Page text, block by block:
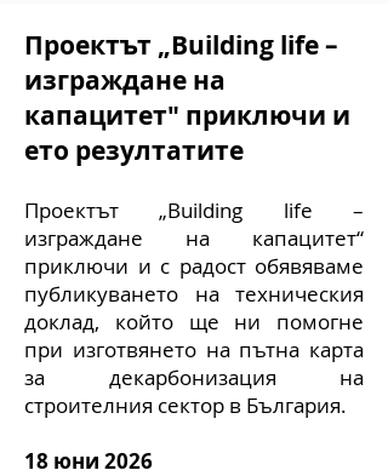
Проектът „Building life –
изграждане на
капацитет" приключи и
ето резултатите
Проектът „Building life –
изграждане на капацитет“
приключи и с радост обявяваме
публикуването на техническия
доклад, който ще ни помогне
при изготвянето на пътна карта
за декарбонизация на
строителния сектор в България.
18 юни 2026